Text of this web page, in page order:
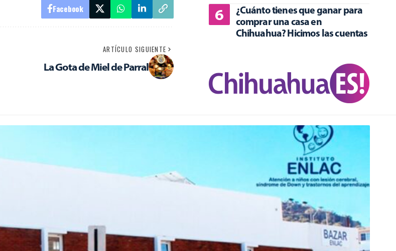
Facebook
ARTÍCULO SIGUIENTE
La Gota de Miel de Parral
¿Cuánto tienes que ganar para
comprar una casa en
Chihuahua? Hicimos las cuentas